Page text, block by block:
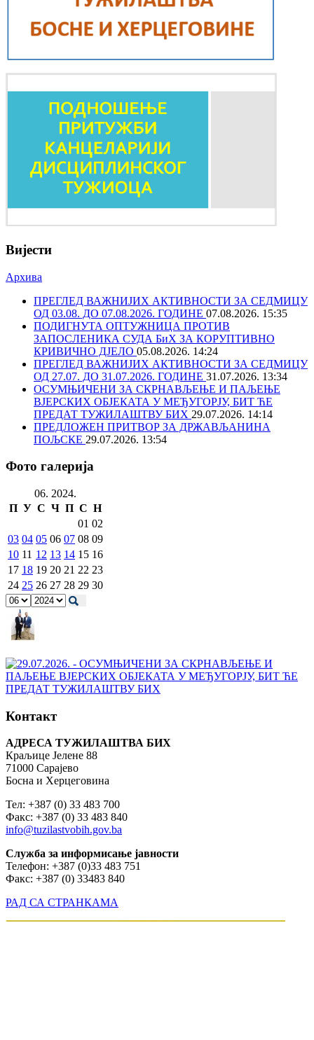
Вијести
Архива
ПРЕГЛЕД ВАЖНИЈИХ АКТИВНОСТИ ЗА СЕДМИЦУ
ОД 03.08. ДО 07.08.2026. ГОДИНЕ 07.08.2026. 15:35
ПОДИГНУТА ОПТУЖНИЦА ПРОТИВ
ЗАПОСЛЕНИКА СУДА БиХ ЗА КОРУПТИВНО
КРИВИЧНО ДЈЕЛО 05.08.2026. 14:24
ПРЕГЛЕД ВАЖНИЈИХ АКТИВНОСТИ ЗА СЕДМИЦУ
ОД 27.07. ДО 31.07.2026. ГОДИНЕ 31.07.2026. 13:34
ОСУМЊИЧЕНИ ЗА СКРНАВЉЕЊЕ И ПАЉЕЊЕ
ВЈЕРСКИХ ОБЈЕКАТА У МЕЂУГОРЈУ, БИТ ЋЕ
ПРЕДАТ ТУЖИЛАШТВУ БИХ 29.07.2026. 14:14
ПРЕДЛОЖЕН ПРИТВОР ЗА ДРЖАВЉАНИНА
ПОЉСКЕ 29.07.2026. 13:54
Фото галерија
06. 2024.
П У С Ч П С Н
01 02
03 04 05 06 07 08 09
10 11 12 13 14 15 16
17 18 19 20 21 22 23
24 25 26 27 28 29 30
Контакт
АДРЕСА ТУЖИЛАШТВА БИХ
Краљице Јелене 88
71000 Сарајево
Босна и Херцеговина
Тел: +387 (0) 33 483 700
Факс: +387 (0) 33 483 840
info@tuzilastvobih.gov.ba
Служба за информисање јавности
Телефон: +387 (0)33 483 751
Факс: +387 (0) 33483 840
РАД СА СТРАНКАМА